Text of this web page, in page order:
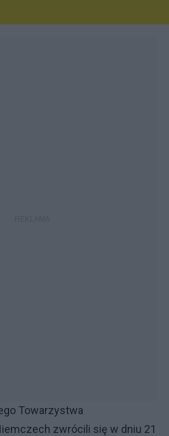
Towarzystwa
zwrócili się w dniu 21